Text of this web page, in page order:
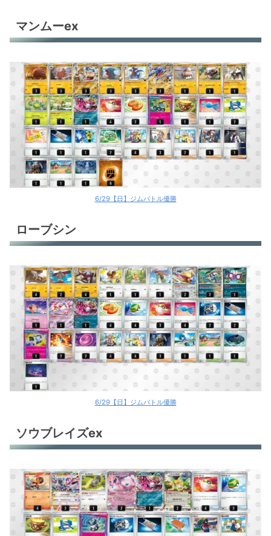
マンムーex
6/29【日】ジムバトル優勝
ローブシン
6/29【日】ジムバトル優勝
ソウブレイズex